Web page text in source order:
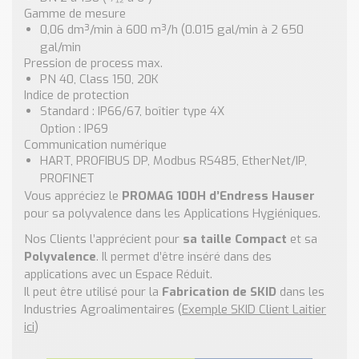
Gamme de mesure
0,06 dm³/min à 600 m³/h (0.015 gal/min à 2 650
gal/min
Pression de process max.
PN 40, Class 150, 20K
Indice de protection
Standard : IP66/67, boîtier type 4X
Option : IP69
Communication numérique
HART, PROFIBUS DP, Modbus RS485, EtherNet/IP,
PROFINET
Vous appréciez le PROMAG 100H d’Endress Hauser
pour sa polyvalence dans les Applications Hygiéniques.
Nos Clients l’apprécient pour sa taille Compact et sa
Polyvalence. Il permet d’être inséré dans des
applications avec un Espace Réduit.
Il peut être utilisé pour la Fabrication de SKID dans les
Industries Agroalimentaires (Exemple SKID Client Laitier
ici)